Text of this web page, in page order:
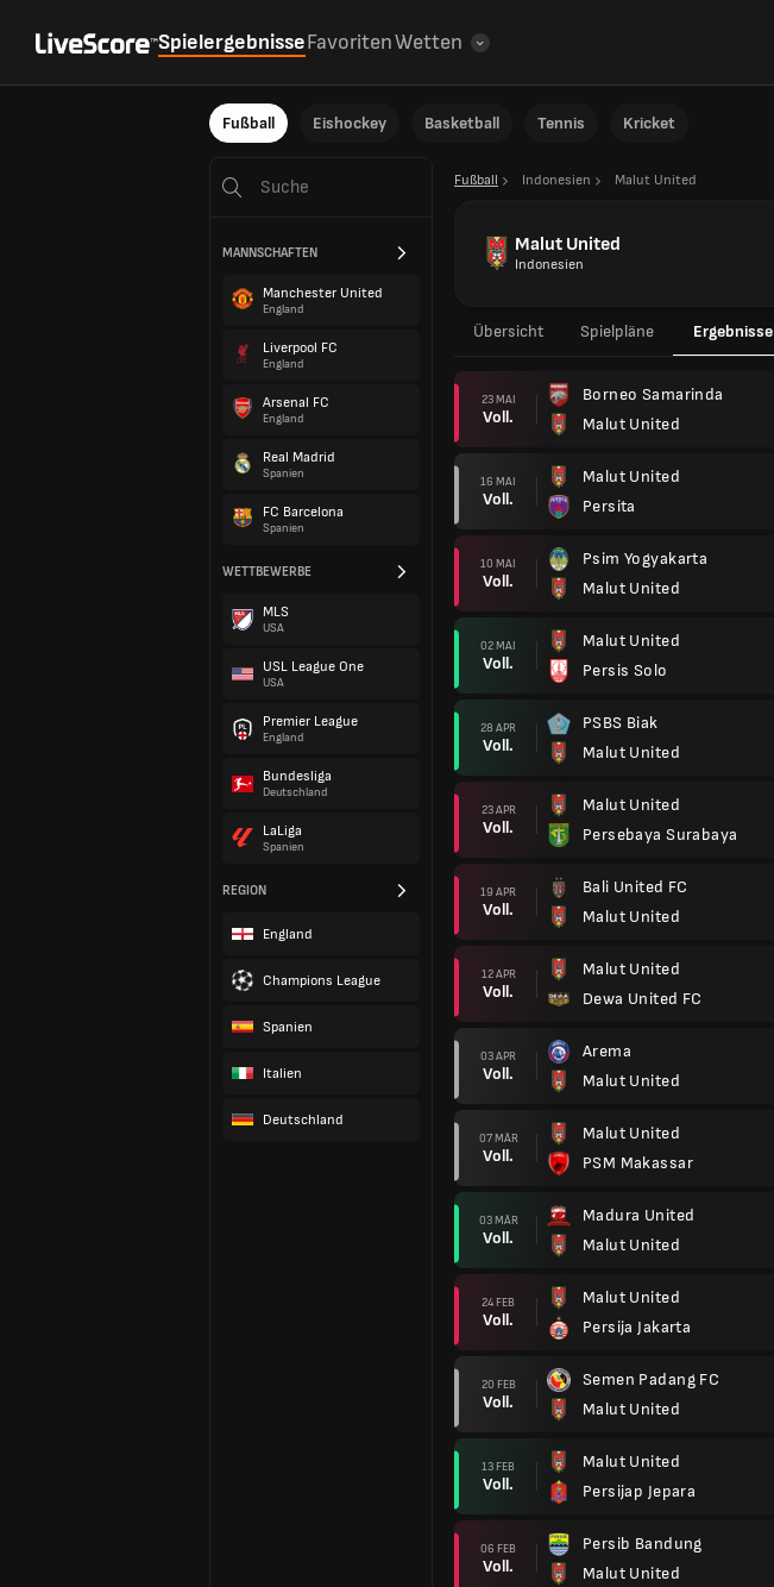
SpielergebnisseFavoritenWetten
Fußball Eishockey Basketball Tennis Kricket
MANNSCHAFTEN
Manchester United
England
Liverpool FC
England
Arsenal FC
England
Real Madrid
Spanien
FC Barcelona
Spanien
WETTBEWERBE
MLS
USA
USL League One
USA
Premier League
England
Bundesliga
Deutschland
LaLiga
Spanien
REGION
England
Champions League
Spanien
Italien
Deutschland
Fußball Indonesien Malut United
Malut United
Indonesien
Übersicht Spielpläne Ergebnisse
23 MAI
Voll.
Borneo Samarinda
Malut United
16 MAI
Voll.
Malut United
Persita
10 MAI
Voll.
Psim Yogyakarta
Malut United
02 MAI
Voll.
Malut United
Persis Solo
28 APR
Voll.
PSBS Biak
Malut United
23 APR
Voll.
Malut United
Persebaya Surabaya
19 APR
Voll.
Bali United FC
Malut United
12 APR
Voll.
Malut United
Dewa United FC
03 APR
Voll.
Arema
Malut United
07 MÄR
Voll.
Malut United
PSM Makassar
03 MÄR
Voll.
Madura United
Malut United
24 FEB
Voll.
Malut United
Persija Jakarta
20 FEB
Voll.
Semen Padang FC
Malut United
13 FEB
Voll.
Malut United
Persijap Jepara
06 FEB
Voll.
Persib Bandung
Malut United